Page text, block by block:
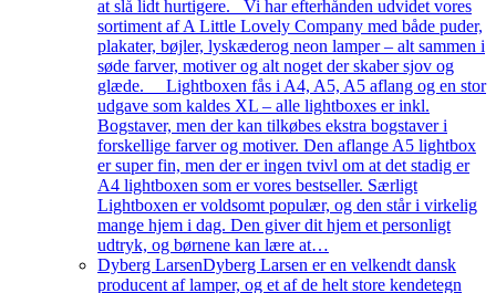
at slå lidt hurtigere. Vi har efterhånden udvidet vores
sortiment af A Little Lovely Company med både puder,
plakater, bøjler, lyskæderog neon lamper – alt sammen i
søde farver, motiver og alt noget der skaber sjov og
glæde. Lightboxen fås i A4, A5, A5 aflang og en stor
udgave som kaldes XL – alle lightboxes er inkl.
Bogstaver, men der kan tilkøbes ekstra bogstaver i
forskellige farver og motiver. Den aflange A5 lightbox
er super fin, men der er ingen tvivl om at det stadig er
A4 lightboxen som er vores bestseller. Særligt
Lightboxen er voldsomt populær, og den står i virkelig
mange hjem i dag. Den giver dit hjem et personligt
udtryk, og børnene kan lære at…
Dyberg LarsenDyberg Larsen er en velkendt dansk
producent af lamper, og et af de helt store kendetegn